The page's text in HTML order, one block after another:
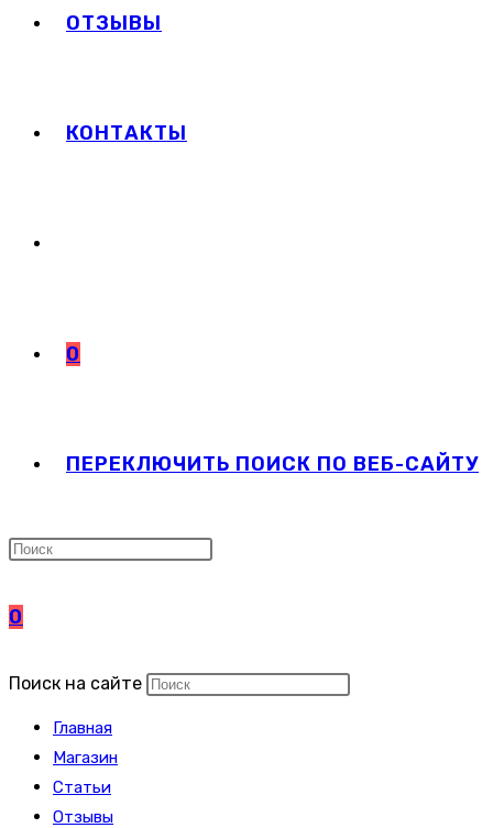
ОТЗЫВЫ
КОНТАКТЫ
0
ПЕРЕКЛЮЧИТЬ ПОИСК ПО ВЕБ-САЙТУ
0
Поиск на сайте
Главная
Магазин
Статьи
Отзывы